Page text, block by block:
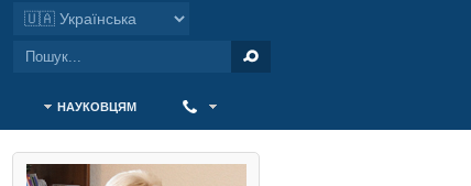
НАУКОВЦЯМ